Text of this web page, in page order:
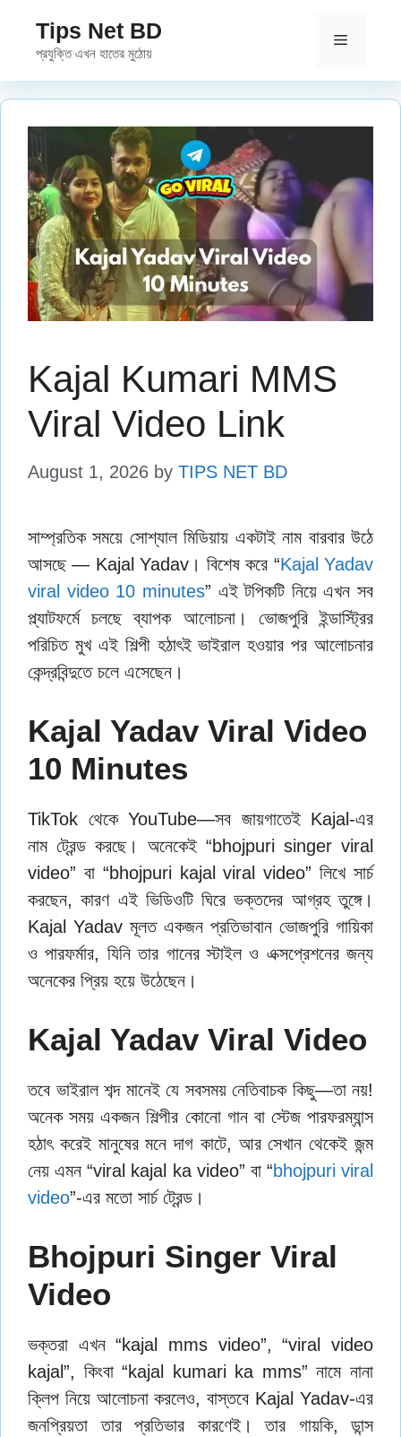
content
Tips Net BD
প্রযুক্তি এখন হাতের মুঠোয়
Menu
Kajal Kumari MMS
Viral Video Link
August 1, 2026 by TIPS NET BD
সাম্প্রতিক সময়ে সোশ্যাল মিডিয়ায় একটাই নাম বারবার উঠে
আসছে — Kajal Yadav। বিশেষ করে “Kajal Yadav
viral video 10 minutes” এই টপিকটি নিয়ে এখন সব
প্ল্যাটফর্মে চলছে ব্যাপক আলোচনা। ভোজপুরি ইন্ডাস্ট্রির
পরিচিত মুখ এই শিল্পী হঠাৎই ভাইরাল হওয়ার পর আলোচনার
কেন্দ্রবিন্দুতে চলে এসেছেন।
Kajal Yadav Viral Video
10 Minutes
TikTok থেকে YouTube—সব জায়গাতেই Kajal-এর
নাম ট্রেন্ড করছে। অনেকেই “bhojpuri singer viral
video” বা “bhojpuri kajal viral video” লিখে সার্চ
করছেন, কারণ এই ভিডিওটি ঘিরে ভক্তদের আগ্রহ তুঙ্গে।
Kajal Yadav মূলত একজন প্রতিভাবান ভোজপুরি গায়িকা
ও পারফর্মার, যিনি তার গানের স্টাইল ও এক্সপ্রেশনের জন্য
অনেকের প্রিয় হয়ে উঠেছেন।
Kajal Yadav Viral Video
তবে ভাইরাল শব্দ মানেই যে সবসময় নেতিবাচক কিছু—তা নয়!
অনেক সময় একজন শিল্পীর কোনো গান বা স্টেজ পারফরম্যান্স
হঠাৎ করেই মানুষের মনে দাগ কাটে, আর সেখান থেকেই জন্ম
নেয় এমন “viral kajal ka video” বা “bhojpuri viral
video”-এর মতো সার্চ ট্রেন্ড।
Bhojpuri Singer Viral
Video
ভক্তরা এখন “kajal mms video”, “viral video
kajal”, কিংবা “kajal kumari ka mms” নামে নানা
ক্লিপ নিয়ে আলোচনা করলেও, বাস্তবে Kajal Yadav-এর
জনপ্রিয়তা তার প্রতিভার কারণেই। তার গায়কি, ডান্স